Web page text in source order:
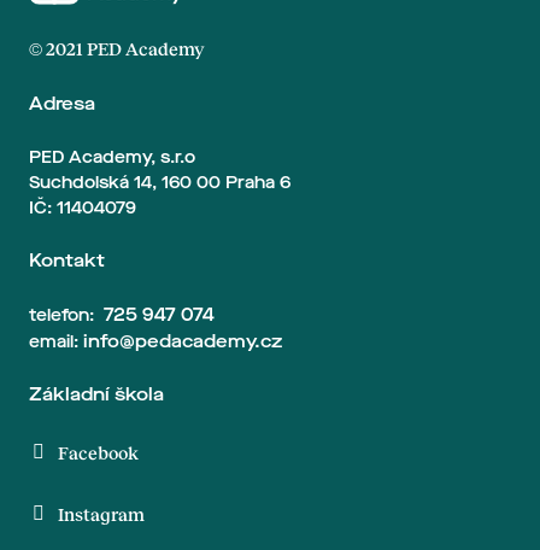
© 2021 PED Academy
Adresa
PED Academy, s.r.o
Suchdolská 14, 160 00 Praha 6
IČ: 11404079
Kontakt
telefon: 725 947 074
email: info@pedacademy.cz
Základní škola
Facebook
Instagram